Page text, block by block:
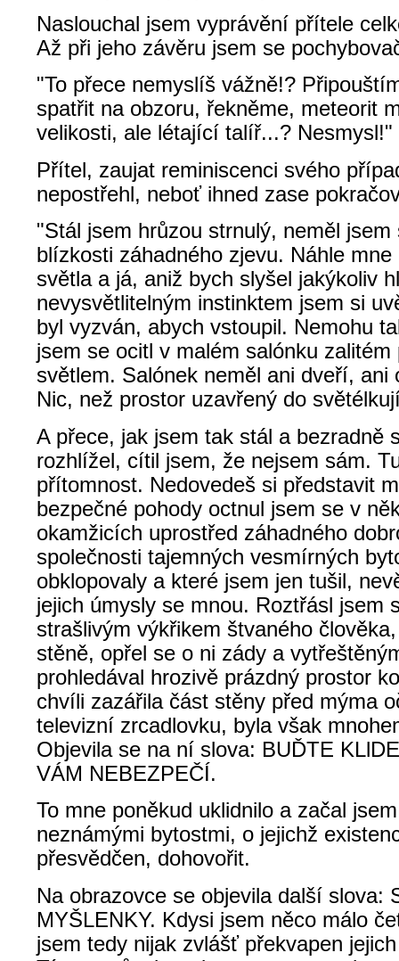
Naslouchal jsem vyprávění přítele
Až při jeho závěru jsem se
"To přece nemyslíš vážně!?
spatřit na obzoru, řekněme, meteorit
velikosti, ale létající talíř...? Nesmysl!"
Přítel, zaujat reminiscenci svého
nepostřehl, neboť ihned zase
"Stál jsem hrůzou strnulý, neměl jsem
blízkosti záhadného zjevu. Náhle
světla a já, aniž bych slyšel jakýkoliv
nevysvětlitelným instinktem jsem si
byl vyzván, abych vstoupil. Nemohu
jsem se ocitl v malém salónku zalitém
světlem. Salónek neměl ani dveří, ani
Nic, než prostor uzavřený do
A přece, jak jsem tak stál a bezradně
rozhlížel, cítil jsem, že nejsem sám.
přítomnost. Nedovedeš si představit
bezpečné pohody octnul jsem se v
okamžicích uprostřed záhadného
společnosti tajemných vesmírných
obklopovaly a které jsem jen tušil,
jejich úmysly se mnou. Roztřásl jsem
strašlivým výkřikem štvaného
stěně, opřel se o ni zády a
prohledával hrozivě prázdný prostor
chvíli zazářila část stěny před mýma
televizní zrcadlovku, byla však
Objevila se na ní slova: BUĎTE
VÁM NEBEZPEČÍ.
To mne poněkud uklidnilo a začal
neznámými bytostmi, o jejichž
přesvědčen, dohovořit.
Na obrazovce se objevila další slova:
MYŠLENKY. Kdysi jsem něco málo
jsem tedy nijak zvlášť překvapen